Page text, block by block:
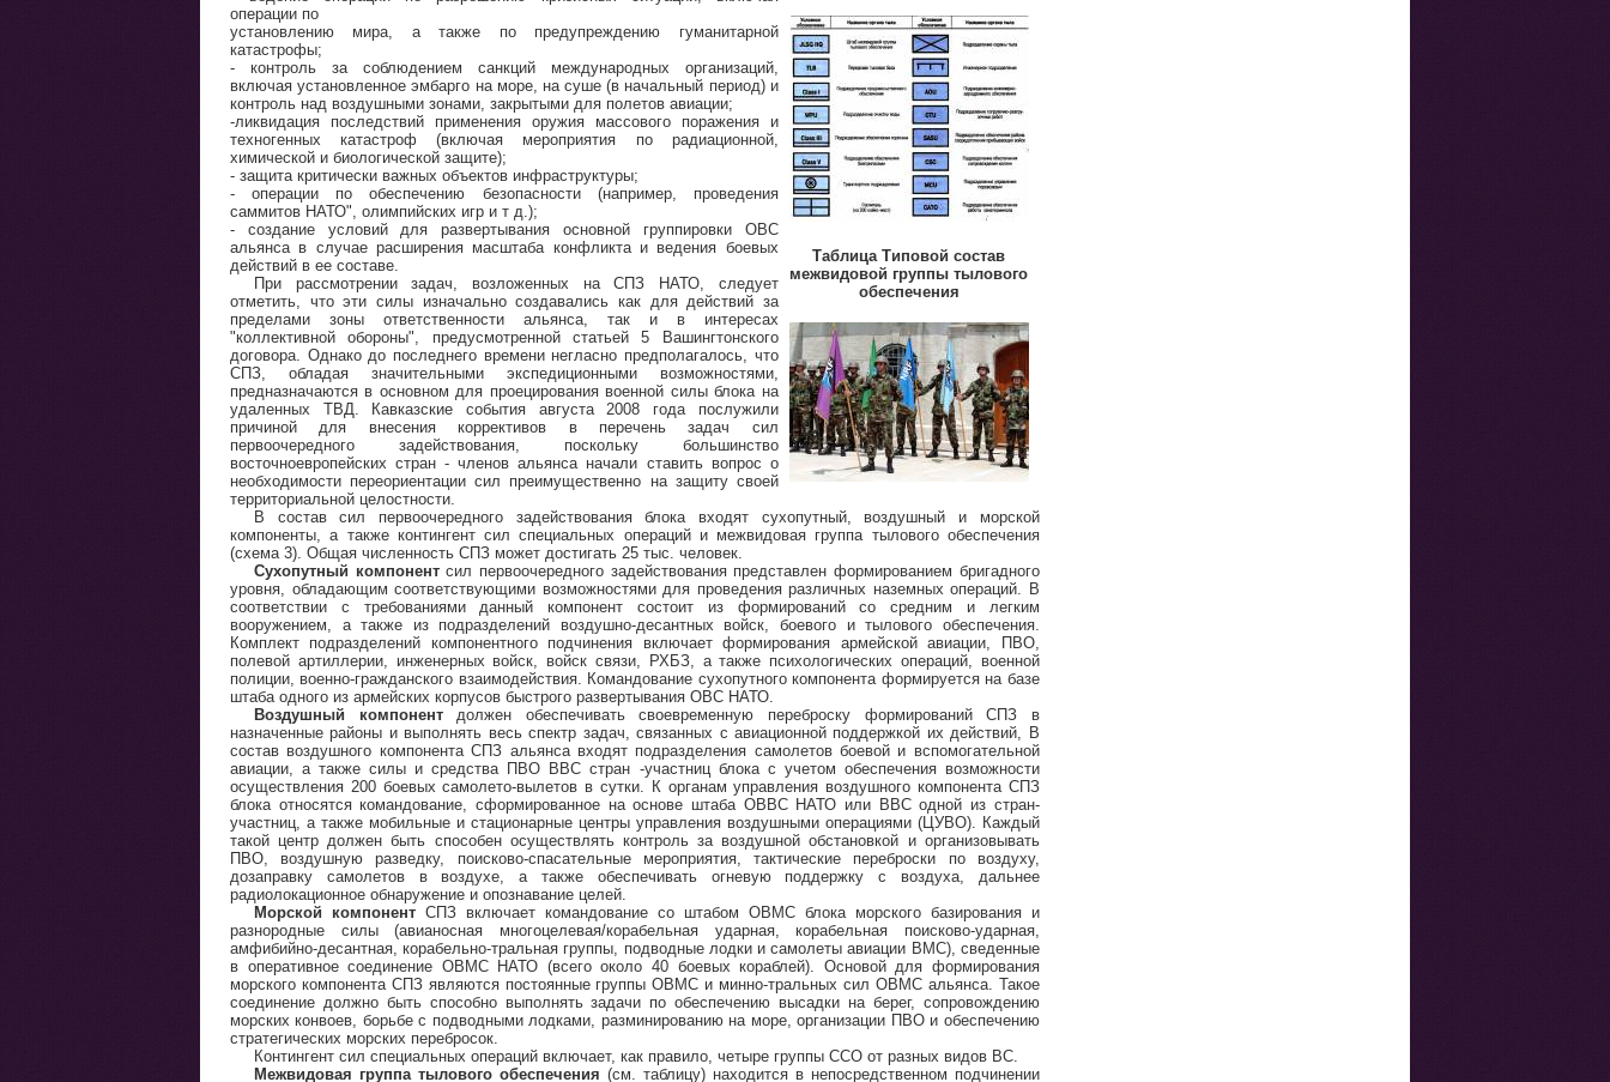
Таблица Типовой состав
межвидовой группы тылового
обеспечения
операции по
установлению мира, а также по предупреждению гуманитарной
катастрофы;
- контроль за соблюдением санкций международных организаций,
включая установленное эмбарго на море, на суше (в начальный период) и
контроль над воздушными зонами, закрытыми для полетов авиации;
-ликвидация последствий применения оружия массового поражения и
техногенных катастроф (включая мероприятия по радиационной,
химической и биологической защите);
- защита критически важных объектов инфраструктуры;
- операции по обеспечению безопасности (например, проведения
саммитов НАТО", олимпийских игр и т д.);
- создание условий для развертывания основной группировки ОВС
альянса в случае расширения масштаба конфликта и ведения боевых
действий в ее составе.
При рассмотрении задач, возложенных на СПЗ НАТО, следует
отметить, что эти силы изначально создавались как для действий за
пределами зоны ответственности альянса, так и в интересах
"коллективной обороны", предусмотренной статьей 5 Вашингтонского
договора. Однако до последнего времени негласно предполагалось, что
СПЗ, обладая значительными экспедиционными возможностями,
предназначаются в основном для проецирования военной силы блока на
удаленных ТВД. Кавказские события августа 2008 года послужили
причиной для внесения коррективов в перечень задач сил
первоочередного задействования, поскольку большинство
восточноевропейских стран - членов альянса начали ставить вопрос о
необходимости переориентации сил преимущественно на защиту своей
территориальной целостности.
В состав сил первоочередного задействования блока входят сухопутный, воздушный и морской
компоненты, а также контингент сил специальных операций и межвидовая группа тылового обеспечения
(схема 3). Общая численность СПЗ может достигать 25 тыс. человек.
Сухопутный компонентсил первоочередного задействования представлен формированием бригадного
уровня, обладающим соответствующими возможностями для проведения различных наземных операций. В
соответствии с требованиями данный компонент состоит из формирований со средним и легким
вооружением, а также из подразделений воздушно-десантных войск, боевого и тылового обеспечения.
Комплект подразделений компонентного подчинения включает формирования армейской авиации, ПВО,
полевой артиллерии, инженерных войск, войск связи, РХБЗ, а также психологических операций, военной
полиции, военно-гражданского взаимодействия. Командование сухопутного компонента формируется на базе
штаба одного из армейских корпусов быстрого развертывания ОВС НАТО.
Воздушный компонентдолжен обеспечивать своевременную переброску формирований СПЗ в
назначенные районы и выполнять весь спектр задач, связанных с авиационной поддержкой их действий, В
состав воздушного компонента СПЗ альянса входят подразделения самолетов боевой и вспомогательной
авиации, а также силы и средства ПВО ВВС стран -участниц блока с учетом обеспечения возможности
осуществления 200 боевых самолето-вылетов в сутки. К органам управления воздушного компонента СПЗ
блока относятся командование, сформированное на основе штаба ОВВС НАТО или ВВС одной из стран-
участниц, а также мобильные и стационарные центры управления воздушными операциями (ЦУВО). Каждый
такой центр должен быть способен осуществлять контроль за воздушной обстановкой и организовывать
ПВО, воздушную разведку, поисково-спасательные мероприятия, тактические переброски по воздуху,
дозаправку самолетов в воздухе, а также обеспечивать огневую поддержку с воздуха, дальнее
радиолокационное обнаружение и опознавание целей.
Морской компонентСПЗ включает командование со штабом ОВМС блока морского базирования и
разнородные силы (авианосная многоцелевая/корабельная ударная, корабельная поисково-ударная,
амфибийно-десантная, корабельно-тральная группы, подводные лодки и самолеты авиации ВМС), сведенные
в оперативное соединение ОВМС НАТО (всего около 40 боевых кораблей). Основой для формирования
морского компонента СПЗ являются постоянные группы ОВМС и минно-тральных сил ОВМС альянса. Такое
соединение должно быть способно выполнять задачи по обеспечению высадки на берег, сопровождению
морских конвоев, борьбе с подводными лодками, разминированию на море, организации ПВО и обеспечению
стратегических морских перебросок.
Контингент сил специальных операций включает, как правило, четыре группы ССО от разных видов ВС.
Межвидовая группа тылового обеспечения (см. таблицу) находится в непосредственном подчинении